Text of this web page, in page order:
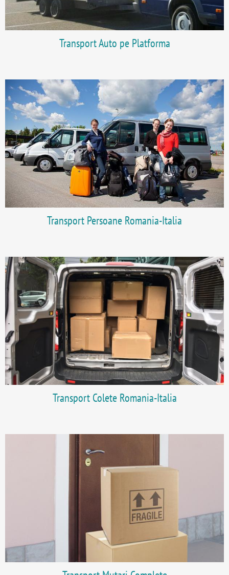
Transport Auto pe Platforma
Transport Persoane Romania-Italia
Transport Colete Romania-Italia